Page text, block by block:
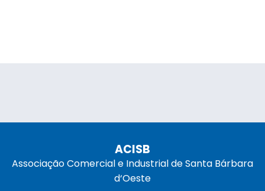
ACISB
Associação Comercial e Industrial de Santa Bárbara
d‘Oeste